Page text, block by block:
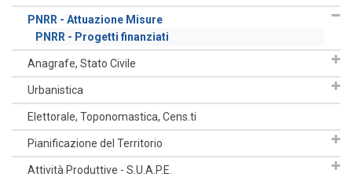
PNRR - Attuazione Misure
PNRR - Progetti finanziati
Anagrafe, Stato Civile
Urbanistica
Elettorale, Toponomastica, Cens.ti
Pianificazione del Territorio
Attività Produttive - S.U.A.P.E.